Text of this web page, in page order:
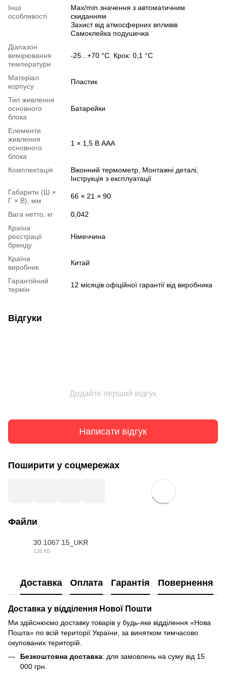
Інші
особливості
Max/min значення з автоматичним
скиданням
Захист від атмосферних впливів
Самоклейка подушечка
Діапазон
вимірювання
температури
-25...+70 °C. Крок: 0,1 °C
Матеріал
корпусу
Пластик
Тип живлення
основного
блока
Батарейки
Елементи
живлення
основного
блока
1 × 1,5 В AAA
Комплектація
Віконний термометр, Монтажні деталі,
Інструкція з експлуатації
Габарити (Ш ×
Г × В), мм
66 × 21 × 90
Вага нетто, кг
0,042
Країна
реєстрації
бренду
Німеччина
Країна
виробник
Китай
Гарантійний
термін
12 місяців офіційної гарантії від виробника
Відгуки
Додайте перший відгук
Написати відгук
Поширити у соцмережах
Файли
30.1067.15_UKR
138 КБ
Доставка Оплата Гарантія Повернення
Доставка у відділення Нової Пошти
Ми здійснюємо доставку товарів у будь-яке відділення «Нова
Пошта» по всій території України, за винятком тимчасово
окупованих територій.
Безкоштовна доставка: для замовлень на суму від 15
000 грн.